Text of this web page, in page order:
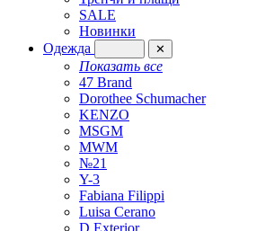
SALE
Новинки
Одежда
✕
Показать все
47 Brand
Dorothee Schumacher
KENZO
MSGM
MWM
№21
Y-3
Fabiana Filippi
Luisa Cerano